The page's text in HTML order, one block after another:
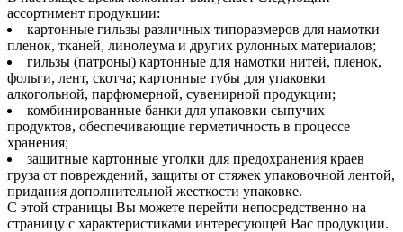
ассортимент продукции:
картонные гильзы различных типоразмеров для намотки
пленок, тканей, линолеума и других рулонных материалов;
гильзы (патроны) картонные для намотки нитей, пленок,
фольги, лент, скотча; картонные тубы для упаковки
алкогольной, парфюмерной, сувенирной продукции;
комбинированные банки для упаковки сыпучих
продуктов, обеспечивающие герметичность в процессе
хранения;
защитные картонные уголки для предохранения краев
груза от повреждений, защиты от стяжек упаковочной лентой,
придания дополнительной жесткости упаковке.
С этой страницы Вы можете перейти непосредственно на
страницу с характеристиками интересующей Вас продукции.